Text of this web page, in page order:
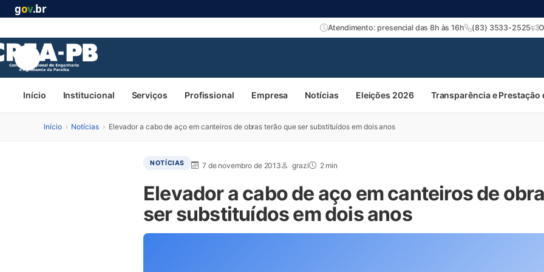
gov.br
Atendimento: presencial das 8h às 16h (83) 3533-2525
Início Institucional Serviços Profissional Empresa Notícias Eleições 2026 Transparência e Prestação
Início › Notícias › Elevador a cabo de aço em canteiros de obras terão que ser substituídos em dois anos
NOTÍCIAS 7 de novembro de 2013 grazi 2 min
Elevador a cabo de aço em canteiros de
ser substituídos em dois anos